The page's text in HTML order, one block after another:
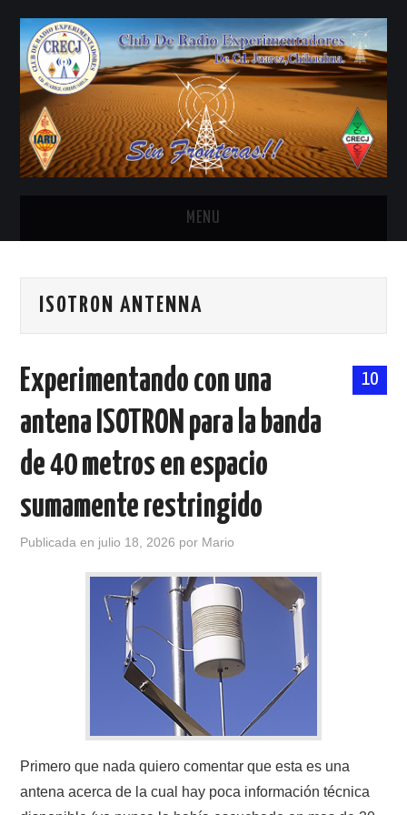
MENU
ANTENAS Y ACCESORIOS
BANDA CIVIL
CONTACTO
HISTORIA DE LA RADIO
IMÁGENES CRECJ
LA PULGA MERCANTE
LITERATURA DE LA RADIO
MIEMBROS ORIGINALES
MORSE CW APRENDE Y MAS
ISOTRON ANTENNA
10
Experimentando con una
antena ISOTRON para la banda
de 40 metros en espacio
sumamente restringido
Publicada en julio 18, 2026 por Mario
Primero que nada quiero comentar que esta es una
antena acerca de la cual hay poca información técnica